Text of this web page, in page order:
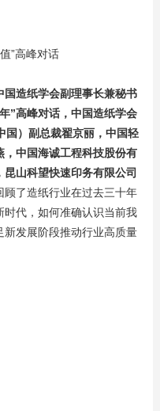
”高峰对话
造纸学会副理事长兼秘书
”高峰对话，中国造纸学会
）副总裁翟京丽， 中国轻
中国海诚工程科技股份有
山科望快速印务有限公司
顾了造纸行业在过去三十年
代，如何准确认识当前我
新发展阶段推动行业高质量